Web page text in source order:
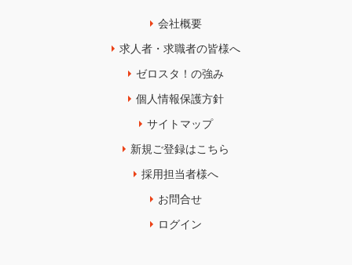
会社概要
求人者・求職者の皆様へ
ゼロスタ！の強み
個人情報保護方針
サイトマップ
新規ご登録はこちら
採用担当者様へ
お問合せ
ログイン